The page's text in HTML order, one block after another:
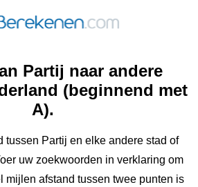
Partij naar andere
(beginnend met
A).
tussen Partij en elke andere stad of
uw zoekwoorden in verklaring om
mijlen afstand tussen twee punten is